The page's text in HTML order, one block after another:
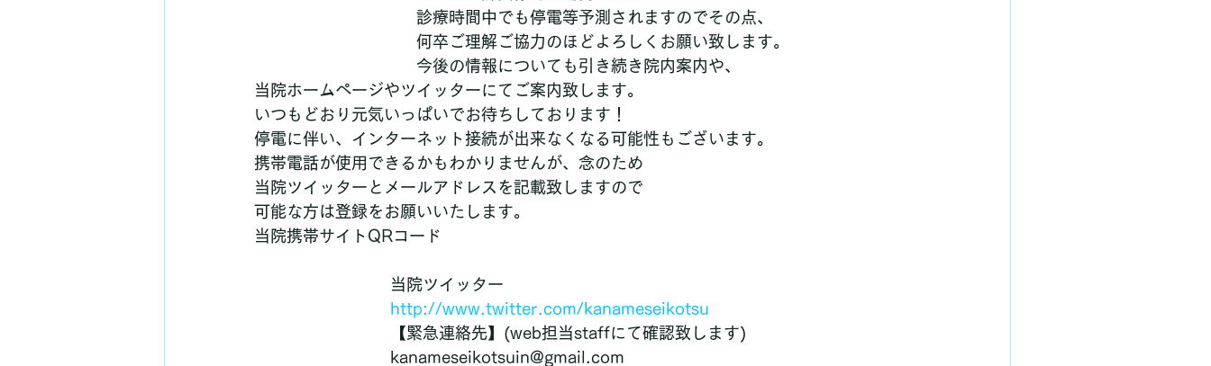
診療時間中でも停電等予測されますのでその点、
何卒ご理解ご協力のほどよろしくお願い致します。
今後の情報についても引き続き院内案内や、
当院ホームページやツイッターにてご案内致します。
いつもどおり元気いっぱいでお待ちしております！
停電に伴い、インターネット接続が出来なくなる可能性もございます。
携帯電話が使用できるかもわかりませんが、念のため
当院ツイッターとメールアドレスを記載致しますので
可能な方は登録をお願いいたします。
当院携帯サイトQRコード
当院ツイッター
http://www.twitter.com/kanameseikotsu
【緊急連絡先】(web担当staffにて確認致します)
kanameseikotsuin@gmail.com